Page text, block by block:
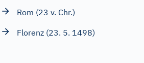
Rom (23 v. Chr.)
Florenz (23. 5. 1498)